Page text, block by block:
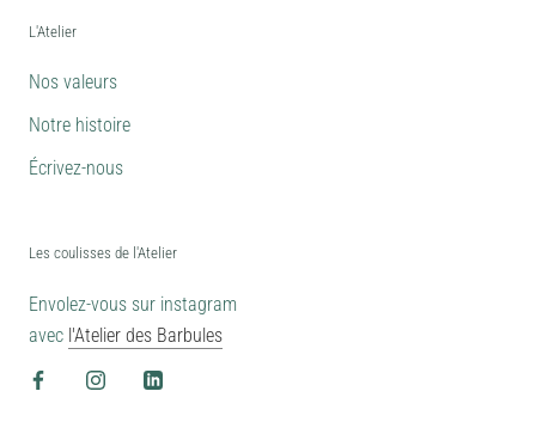
L'Atelier
Nos valeurs
Notre histoire
Écrivez-nous
Les coulisses de l'Atelier
Envolez-vous sur instagram
avec l'Atelier des Barbules